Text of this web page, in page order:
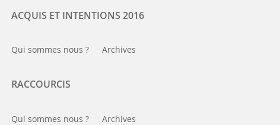
ACQUIS ET INTENTIONS 2016
Qui sommes nous ? Archives
RACCOURCIS
Qui sommes nous ? Archives